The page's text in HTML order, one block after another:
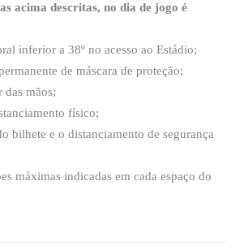
acima descritas, no dia de jogo é
inferior a 38º no acesso ao Estádio;
de máscara de proteção;
das mãos;
físico;
bilhete e o distanciamento de segurança
máximas indicadas em cada espaço do